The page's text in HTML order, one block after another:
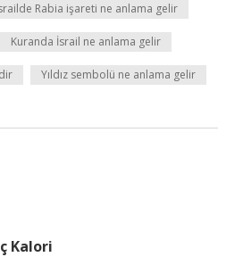
Rabia işareti ne anlama gelir
Kuranda İsrail ne anlama gelir
Yıldız sembolü ne anlama gelir
Kalori